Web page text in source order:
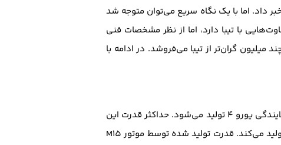
داد. اما با یک نگاه سریع می‌توان متوجه شد
با تیبا دارد، اما از نظر مشخصات فنی
گران‌تر از تیبا می‌فروشد. در ادامه با
با همان موتور تیبا عرضه می‌شود، یعنی یک موتور ۱.۵ لیتری با چهار سیلندر و ۸ سوپاپ که با استاندارد آلایندگی یورو ۴ تولید می‌شود. حداکثر قدرت این
موتور 87 اسب‌بخار در دور موتور ۵۳۰۰ rpm‌ است و گشتاوری معادل 128 نیوتون متر در دور موتور ۳۶۰۰rpm تولید می‌کند. قدرت تولید شده توسط موتور M15